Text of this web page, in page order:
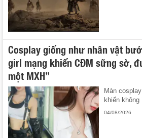
Cosplay giống như nhân vật
girl mạng khiến CĐM sững sờ,
một MXH”
Màn
khiến
04/08/2026